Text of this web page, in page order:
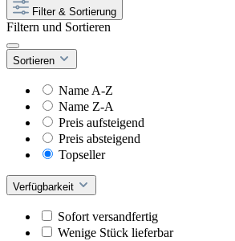
Filter & Sortierung
Filtern und Sortieren
Sortieren
Name A-Z
Name Z-A
Preis aufsteigend
Preis absteigend
Topseller
Verfügbarkeit
Sofort versandfertig
Wenige Stück lieferbar